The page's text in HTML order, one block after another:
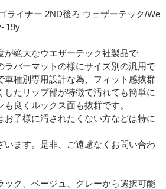
ライナー 2ND後ろ ウェザーテック/We
'19y
が絶大なウエザーテック社製品で
ラバーマットの様にサイズ別の汎用で
車種別専用設計な為、フィット感抜群
したリップ部が特徴で汚れても簡単に
良くルックス面も抜群です。
お子様に汚されたくない方などは特に
います。是非、ご遠慮なくお問い合わ
ク、ベージュ、グレーから選択可能